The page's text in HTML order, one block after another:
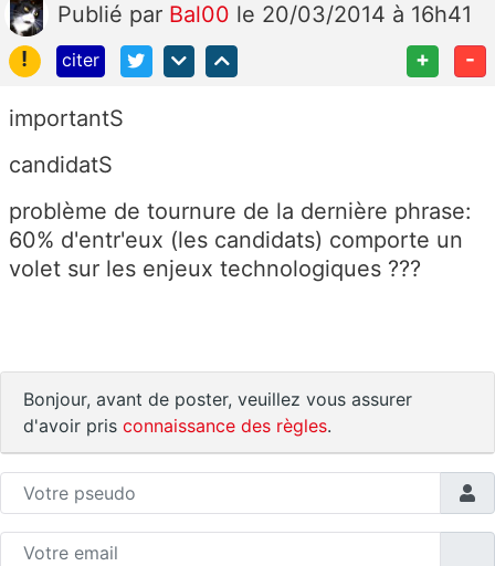
Publié par Bal00 le 20/03/2014 à 16h41
!
citer + -
importantS
candidatS
problème de tournure de la dernière phrase:
60% d'entr'eux (les candidats) comporte un
volet sur les enjeux technologiques ???
Bonjour, avant de poster, veuillez vous assurer
d'avoir pris connaissance des règles.